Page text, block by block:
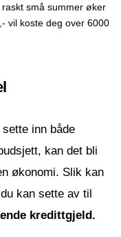
små summer øker
vil koste deg over 6000
sette inn både
kan det bli
økonomi. Slik kan
kan sette av til
kredittgjeld.